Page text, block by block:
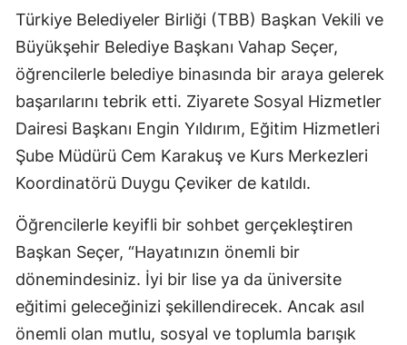
Türkiye Belediyeler Birliği (TBB) Başkan Vekili ve
Büyükşehir Belediye Başkanı Vahap Seçer,
öğrencilerle belediye binasında bir araya gelerek
başarılarını tebrik etti. Ziyarete Sosyal Hizmetler
Dairesi Başkanı Engin Yıldırım, Eğitim Hizmetleri
Şube Müdürü Cem Karakuş ve Kurs Merkezleri
Koordinatörü Duygu Çeviker de katıldı.
Öğrencilerle keyifli bir sohbet gerçekleştiren
Başkan Seçer, “Hayatınızın önemli bir
dönemindesiniz. İyi bir lise ya da üniversite
eğitimi geleceğinizi şekillendirecek. Ancak asıl
önemli olan mutlu, sosyal ve toplumla barışık